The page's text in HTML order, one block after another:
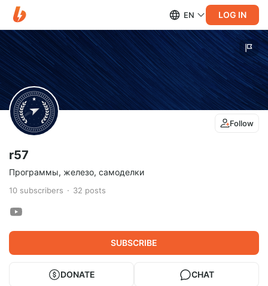
EN LOG IN
Follow
r57
Программы, железо, самоделки
10 subscribers 32 posts
SUBSCRIBE
DONATE CHAT